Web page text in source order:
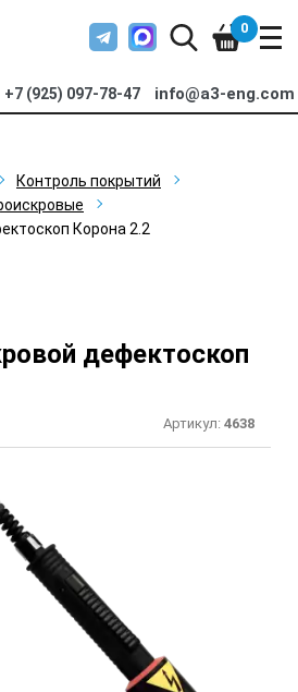
+7 (925) 097-78-47 info@a3-eng.com
0
Контроль покрытий
Корона 2.2
дефектоскоп
Артикул: 4638